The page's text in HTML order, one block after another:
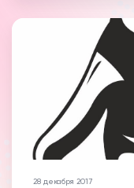
28 декабря 2017